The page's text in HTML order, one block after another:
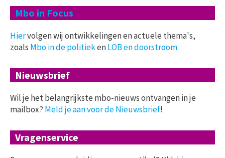
Mbo in Focus
Hiervolgen wij ontwikkelingen en actuele thema's,
zoals Mbo in de politiekenLOB en doorstroom
Nieuwsbrief
Wil je het belangrijkste mbo-nieuws ontvangen in je
mailbox? Meld je aan voor de Nieuwsbrief!
Vragenservice